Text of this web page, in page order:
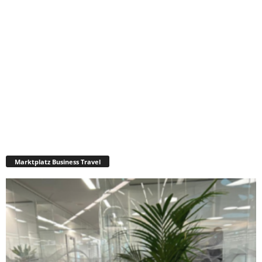
Marktplatz Business Travel